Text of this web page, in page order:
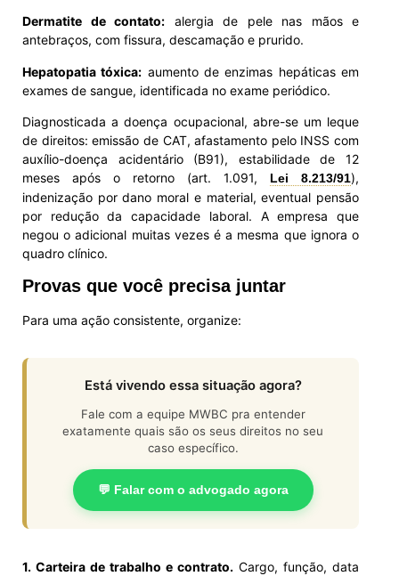
Dermatite de contato: alergia de pele nas mãos e
antebraços, com fissura, descamação e prurido.
Hepatopatia tóxica: aumento de enzimas hepáticas em
exames de sangue, identificada no exame periódico.
Diagnosticada a doença ocupacional, abre-se um leque
de direitos: emissão de CAT, afastamento pelo INSS com
auxílio-doença acidentário (B91), estabilidade de 12
meses após o retorno (art. 1.091, Lei 8.213/91),
indenização por dano moral e material, eventual pensão
por redução da capacidade laboral. A empresa que
negou o adicional muitas vezes é a mesma que ignora o
quadro clínico.
Provas que você precisa juntar
Para uma ação consistente, organize:
Está vivendo essa situação agora?
Fale com a equipe MWBC pra entender
exatamente quais são os seus direitos no seu
caso específico.
💬 Falar com o advogado agora
1. Carteira de trabalho e contrato. Cargo, função, data